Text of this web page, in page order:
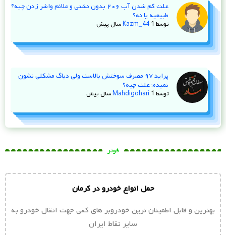
علت کم شدن آب ۲۰۶ بدون نشتی و علائم واشر زدن چیه؟
طبیعیه یا نه؟
توسط Kazm_44 1 سال پیش
پراید ۹۷ مصرف سوختش بالاست ولی دیاگ مشکلی نشون
نمیده؛ علت چیه؟
توسط Mahdigohari 1 سال پیش
فوتر
حمل انواع خودرو در کرمان
بهترین و قابل اطمینان ترین خودروبر های کفی جهت انقال خودرو به
سایر نقاط ایران